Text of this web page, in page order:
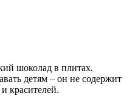
шоколад в плитах.
детям – он не содержит
красителей.